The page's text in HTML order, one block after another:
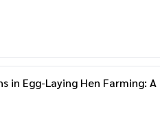
in Egg-Laying Hen Farming: